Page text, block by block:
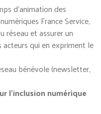
d’animation des
France Service,
réseau et assurer un
qui en expriment le
bénévole (newsletter,
l’inclusion numérique